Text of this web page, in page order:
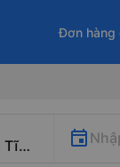
Đơn hàng